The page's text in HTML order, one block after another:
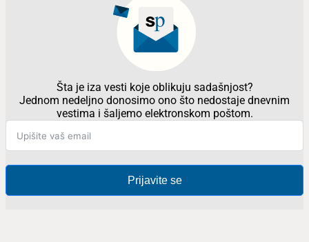
Šta je iza vesti koje oblikuju sadašnjost?
Jednom nedeljno donosimo ono što nedostaje dnevnim
vestima i šaljemo elektronskom poštom.
Prijavite se